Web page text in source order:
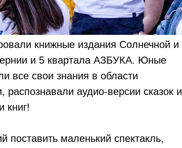
книжные издания Солнечной и
и 5 квартала АЗБУКА. Юные
все свои знания в области
распознавали аудио-версии сказок и
книг!
поставить маленький спектакль,